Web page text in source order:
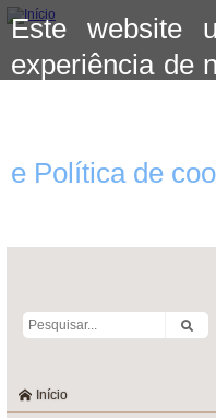
Este website
experiência de
aceitar o uso
mais
e Política de
Início